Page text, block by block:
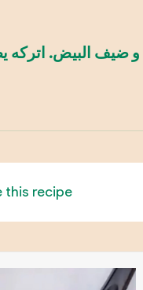
البيض. اتركه
this recipe: